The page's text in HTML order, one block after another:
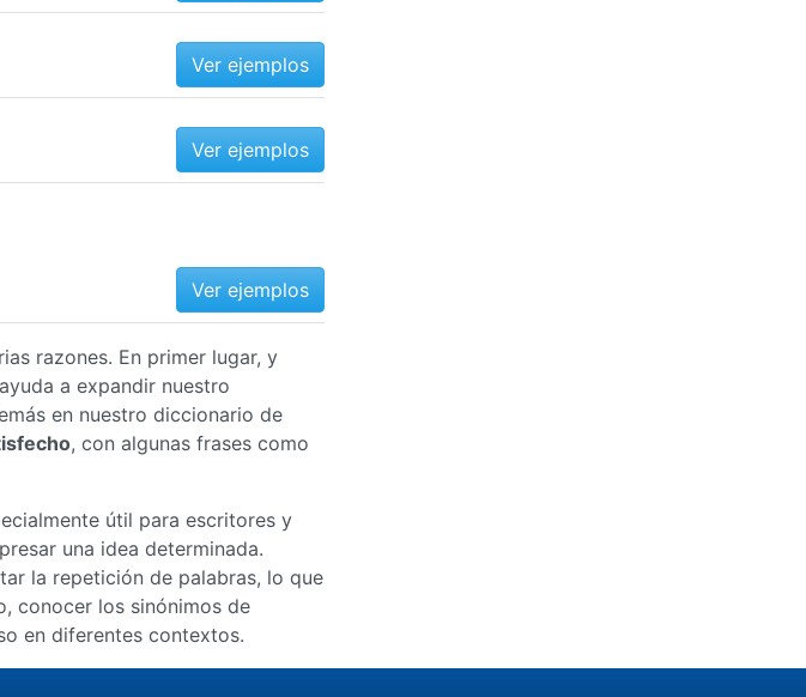
Ver ejemplos
Ver ejemplos
Ver ejemplos
razones. En primer lugar, y
a expandir nuestro
en nuestro diccionario de
, con algunas frases como
útil para escritores y
una idea determinada.
la repetición de palabras, lo que
conocer los sinónimos de
en diferentes contextos.